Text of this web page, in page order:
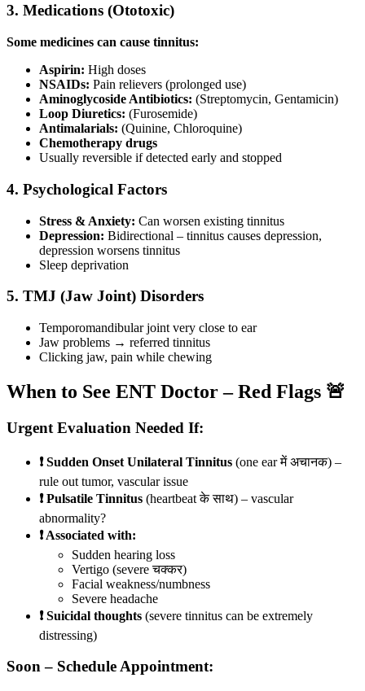
3. Medications (Ototoxic)
Some medicines can cause tinnitus:
Aspirin: High doses
NSAIDs: Pain relievers (prolonged use)
Aminoglycoside Antibiotics: (Streptomycin, Gentamicin)
Loop Diuretics: (Furosemide)
Antimalarials: (Quinine, Chloroquine)
Chemotherapy drugs
Usually reversible if detected early and stopped
4. Psychological Factors
Stress & Anxiety: Can worsen existing tinnitus
Depression: Bidirectional – tinnitus causes depression,
depression worsens tinnitus
Sleep deprivation
5. TMJ (Jaw Joint) Disorders
Temporomandibular joint very close to ear
Jaw problems → referred tinnitus
Clicking jaw, pain while chewing
When to See ENT Doctor – Red Flags 🚨
Urgent Evaluation Needed If:
❗ Sudden Onset Unilateral Tinnitus (one ear में अचानक) –
rule out tumor, vascular issue
❗ Pulsatile Tinnitus (heartbeat के साथ) – vascular
abnormality?
❗ Associated with:
Sudden hearing loss
Vertigo (severe चक्कर)
Facial weakness/numbness
Severe headache
❗ Suicidal thoughts (severe tinnitus can be extremely
distressing)
Soon – Schedule Appointment: